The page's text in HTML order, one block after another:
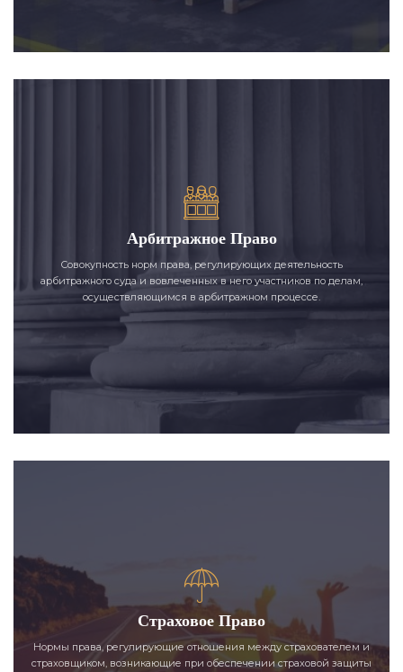
Арбитражное Право
Совокупность норм права, регулирующих деятельность
арбитражного суда и вовлеченных в него участников по делам,
осуществляющимся в арбитражном процессе.
Страховое Право
Нормы права, регулирующие отношения между страхователем и
страховщиком, возникающие при обеспечении страховой защиты